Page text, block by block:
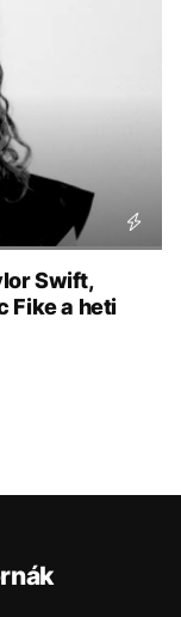
Swift,
Fike a heti